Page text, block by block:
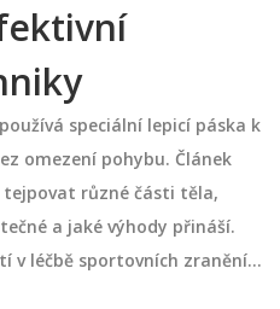
speciální lepicí páska k
omezení pohybu. Článek
tejpovat různé části těla,
a jaké výhody přináší.
v léčbě sportovních zranění,
výkonu. Také